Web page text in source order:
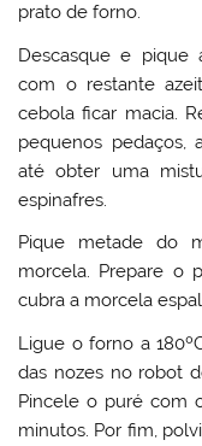
prato de forno.
Descasque e pique
com o restante
cebola ficar macia.
pequenos pedaços,
até obter uma
espinafres.
Pique metade do
morcela. Prepare o
cubra a morcela
Ligue o forno a
das nozes no robot
Pincele o puré com
minutos. Por fim,